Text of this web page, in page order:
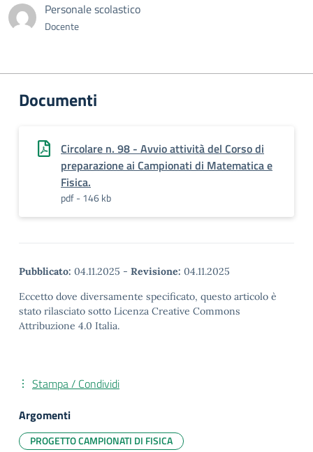
Personale scolastico
Docente
Documenti
Circolare n. 98 - Avvio attività del Corso di
preparazione ai Campionati di Matematica e
Fisica.
pdf - 146 kb
Pubblicato: 04.11.2025 - Revisione: 04.11.2025
Eccetto dove diversamente specificato, questo articolo è
stato rilasciato sotto Licenza Creative Commons
Attribuzione 4.0 Italia.
Stampa / Condividi
Argomenti
PROGETTO CAMPIONATI DI FISICA